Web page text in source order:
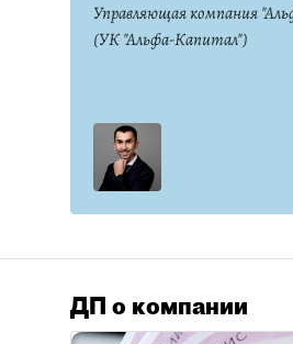
Управляющая компания
(УК "Альфа-Капитал")
ДП о компании